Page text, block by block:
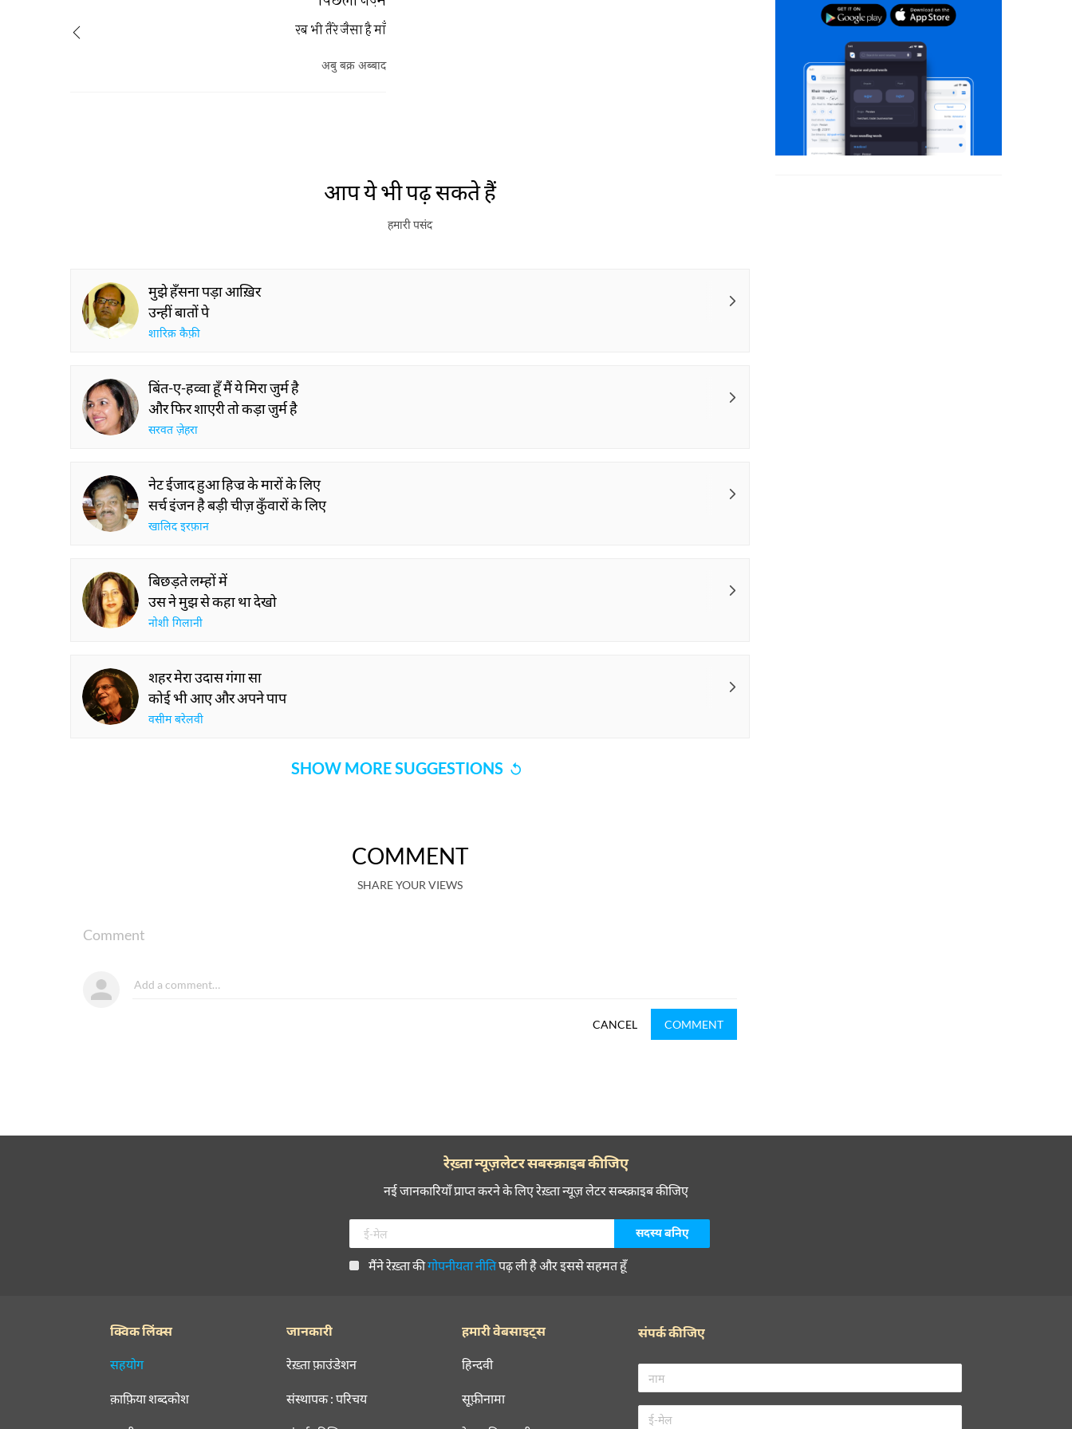
रब भी तैरे जैसा है माँ
अबु बक्र अब्बाद
आप ये भी पढ़ सकते हैं
हमारी पसंद
मुझे हँसना पड़ा आख़िर
उन्हीं बातों पे
शारिक़ कैफ़ी
बिंत-ए-हव्वा हूँ मैं ये मिरा जुर्म है
और फिर शाएरी तो कड़ा जुर्म है
सरवत ज़ेहरा
नेट ईजाद हुआ हिज्र के मारों के लिए
सर्च इंजन है बड़ी चीज़ कुँवारों के लिए
खालिद इरफ़ान
बिछड़ते लम्हों में
उस ने मुझ से कहा था देखो
नोशी गिलानी
शहर मेरा उदास गंगा सा
कोई भी आए और अपने पाप
वसीम बरेलवी
SHOW MORE SUGGESTIONS
COMMENT
SHARE YOUR VIEWS
Comment
CANCEL COMMENT
रेख़्ता न्यूज़लेटर सबस्क्राइब कीजिए
नई जानकारियाँ प्राप्त करने के लिए रेख़्ता न्यूज़ लेटर सब्स्क्राइब कीजिए
मैंने रेख़्ता कीगोपनीयता नीतिपढ़ ली है और इससे सहमत हूँ
क्विक लिंक्स
सहयोग
क़ाफ़िया शब्दकोश
जानकारी
रेख़्ता फ़ाउंडेशन
संस्थापक : परिचय
हमारी वेबसाइट्स
हिन्दवी
सूफ़ीनामा
संपर्क कीजिए